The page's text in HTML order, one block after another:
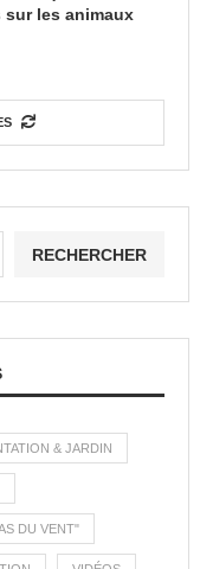
sur les animaux
RECHERCHER
& JARDIN
DU VENT"